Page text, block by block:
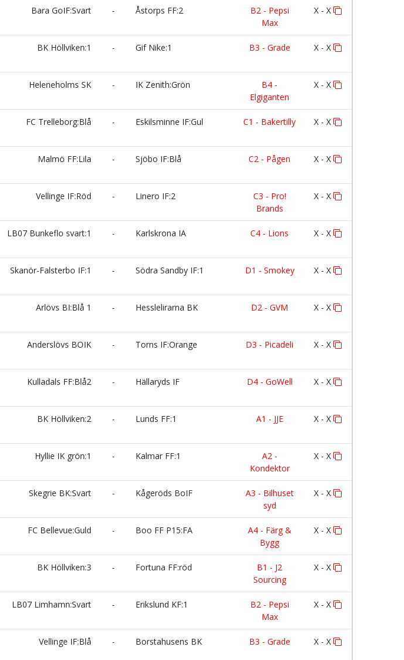
Bara GoIF:Svart - Åstorps FF:2
B2 - Pepsi
Max
X - X
BK Höllviken:1 - Gif Nike:1 B3 - Grade X - X
Heleneholms SK - IK Zenith:Grön
B4 -
Elgiganten
X - X
FC Trelleborg:Blå - Eskilsminne IF:Gul C1 - Bakertilly X - X
Malmö FF:Lila - Sjöbo IF:Blå C2 - Pågen X - X
Vellinge IF:Röd - Linero IF:2
C3 - Pro!
Brands
X - X
LB07 Bunkeflo svart:1 - Karlskrona IA C4 - Lions X - X
Skanör-Falsterbo IF:1 - Södra Sandby IF:1 D1 - Smokey X - X
Arlövs BI:Blå 1 - Hesslelirarna BK D2 - GVM X - X
Anderslövs BOIK - Torns IF:Orange D3 - Picadeli X - X
Kulladals FF:Blå2 - Hällaryds IF D4 - GoWell X - X
BK Höllviken:2 - Lunds FF:1 A1 - JJE X - X
Hyllie IK grön:1 - Kalmar FF:1
A2 -
Kondektor
X - X
Skegrie BK:Svart - Kågeröds BoIF
A3 - Bilhuset
syd
X - X
FC Bellevue:Guld - Boo FF P15:FA
A4 - Färg &
Bygg
X - X
BK Höllviken:3 - Fortuna FF:röd
B1 - J2
Sourcing
X - X
LB07 Limhamn:Svart - Erikslund KF:1
B2 - Pepsi
Max
X - X
Vellinge IF:Blå - Borstahusens BK B3 - Grade X - X